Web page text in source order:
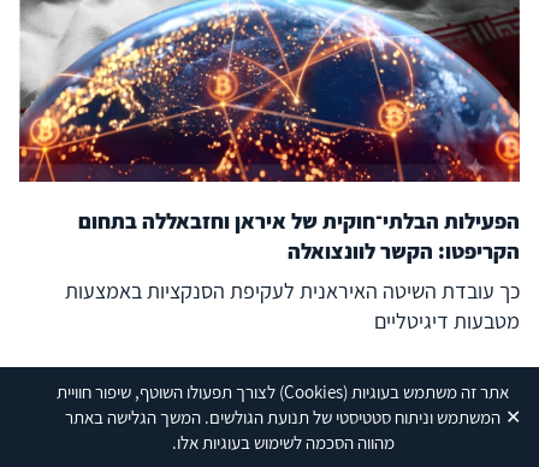
אתר זה משתמש בעוגיות(Cookies) לצורך תפעולו השוטף, שיפור חוויית
המשתמש וניתוח סטטיסטי של תנועת הגולשים. המשך הגלישה באתר
מהווה הסכמה לשימוש בעוגיות אלו.
✕
הפעילות הבלתי־חוקית של איראן וחזבאללה בתחום
הקריפטו: הקשר לוונצואלה
כך עובדת השיטה האיראנית לעקיפת הסנקציות באמצעות
מטבעות דיגיטליים
30/07/26